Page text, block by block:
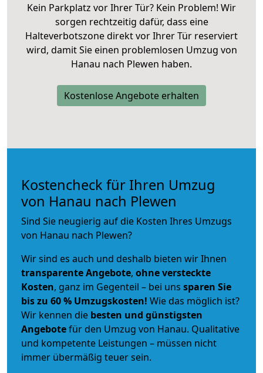
Kein Parkplatz vor Ihrer Tür? Kein Problem! Wir
sorgen rechtzeitig dafür, dass eine
Halteverbotszone direkt vor Ihrer Tür reserviert
wird, damit Sie einen problemlosen Umzug von
Hanau nach Plewen haben.
Kostenlose Angebote erhalten
Kostencheck für Ihren Umzug
von Hanau nach Plewen
Sind Sie neugierig auf die Kosten Ihres Umzugs
von Hanau nach Plewen?
Wir sind es auch und deshalb bieten wir Ihnen
transparente Angebote, ohne versteckte
Kosten, ganz im Gegenteil – bei uns sparen Sie
bis zu 60 % Umzugskosten! Wie das möglich ist?
Wir kennen die besten und günstigsten
Angebotefür den Umzug von Hanau. Qualitative
und kompetente Leistungen – müssen nicht
immer übermäßig teuer sein.